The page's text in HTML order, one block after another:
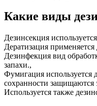
Какие виды
Дезинсекция
Дератизация
Дезинфекция вид
запахи.,
Фумигация
сохранности защищаются
Используется также